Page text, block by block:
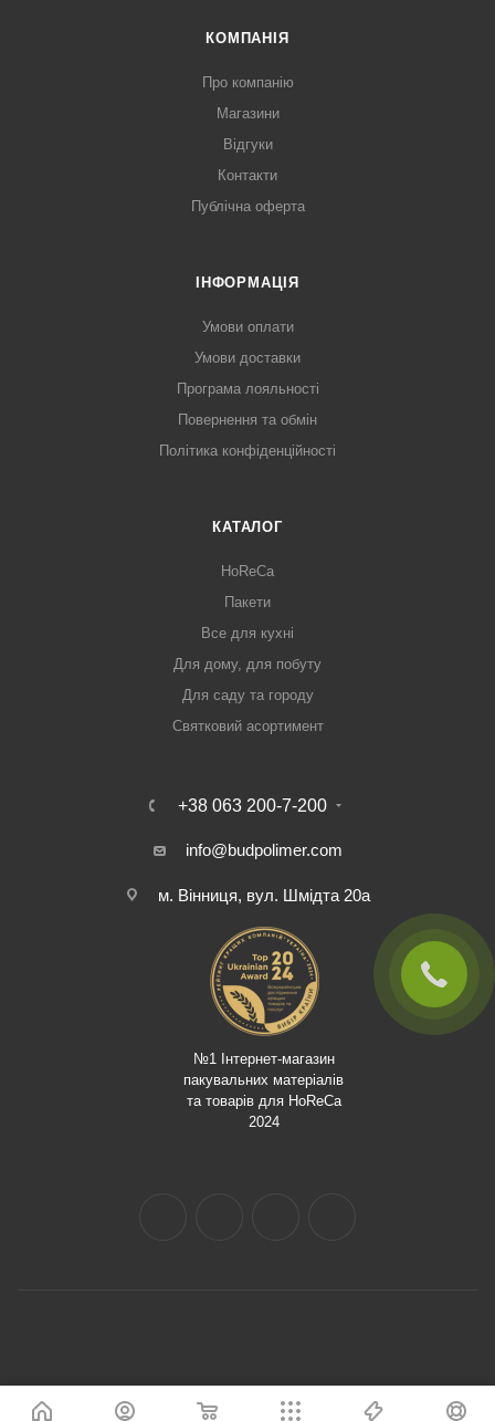
КОМПАНІЯ
Про компанію
Магазини
Відгуки
Контакти
Публічна оферта
ІНФОРМАЦІЯ
Умови оплати
Умови доставки
Програма лояльності
Повернення та обмін
Політика конфіденційності
КАТАЛОГ
HoReCa
Пакети
Все для кухні
Для дому, для побуту
Для саду та городу
Святковий асортимент
+38 063 200-7-200
info@budpolimer.com
м. Вінниця, вул. Шмідта 20а
№1 Інтернет-магазин
пакувальних матеріалів
та товарів для HoReCa
2024